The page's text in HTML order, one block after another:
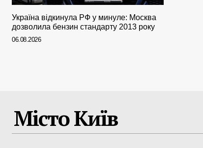
Україна відкинула РФ у минуле: Москва
дозволила бензин стандарту 2013 року
06.08.2026
Місто Київ